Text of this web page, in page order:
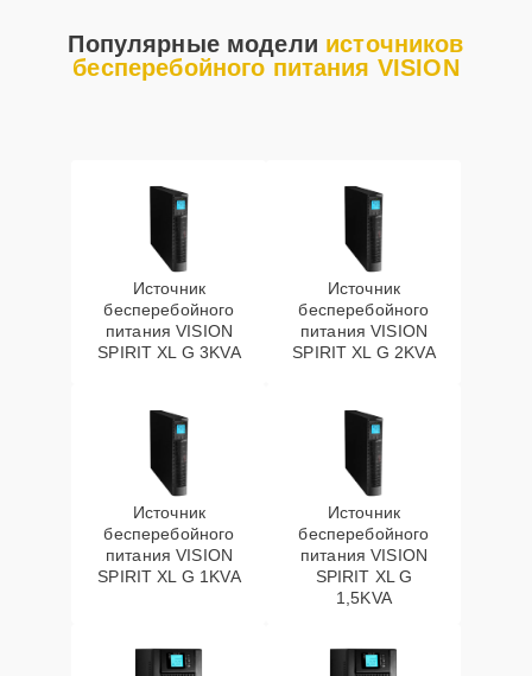
Популярные модели источников
бесперебойного питания VISION
Источник
бесперебойного
питания VISION
SPIRIT XL G 3KVA
Источник
бесперебойного
питания VISION
SPIRIT XL G 2KVA
Источник
бесперебойного
питания VISION
SPIRIT XL G 1KVA
Источник
бесперебойного
питания VISION
SPIRIT XL G
1,5KVA